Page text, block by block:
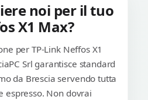
noi per il tuo
X1 Max?
per TP-Link Neffos X1
Srl garantisce standard
da Brescia servendo tutta
Non dovrai